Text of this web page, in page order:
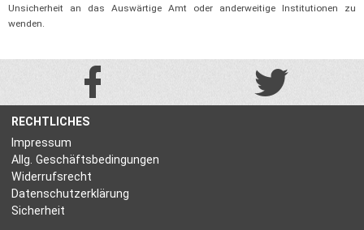
Unsicherheit an das Auswärtige Amt oder anderweitige Institutionen zu
wenden.
RECHTLICHES
Impressum
Allg. Geschäftsbedingungen
Widerrufsrecht
Datenschutzerklärung
Sicherheit